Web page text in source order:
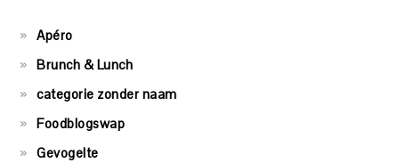
Apéro
Brunch & Lunch
categorie zonder naam
Foodblogswap
Gevogelte